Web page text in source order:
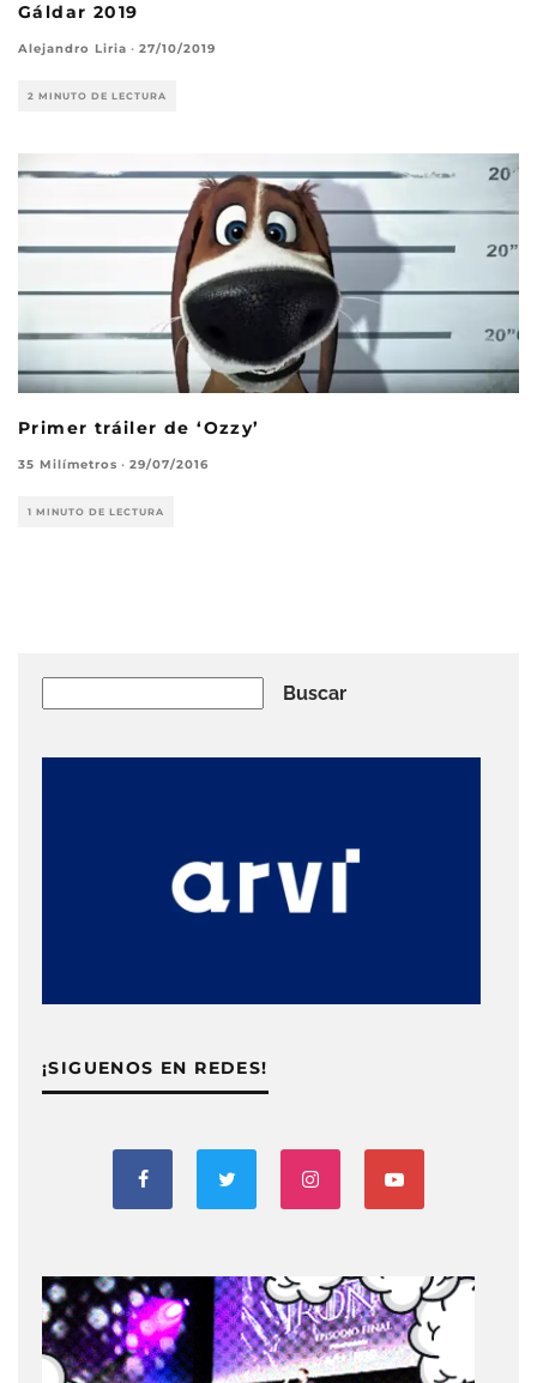
Gáldar 2019
Alejandro Liria · 27/10/2019
2 MINUTO DE LECTURA
Primer tráiler de ‘Ozzy’
35 Milímetros · 29/07/2016
1 MINUTO DE LECTURA
Buscar
¡SIGUENOS EN REDES!